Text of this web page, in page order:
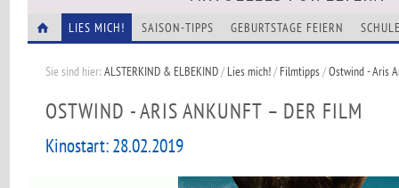
LIES MICH! SAISON-TIPPS GEBURTSTAGE FEIERN
Sie sind hier:ALSTERKIND & ELBEKIND/Lies mich!/Filmtipps/Ostwind - Aris
OSTWIND - ARIS ANKUNFT – DER FILM
Kinostart: 28.02.2019